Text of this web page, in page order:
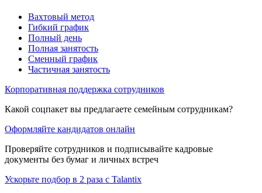
Вахтовый метод
Гибкий график
Полный день
Полная занятость
Сменный график
Частичная занятость
Корпоративная поддержка сотрудников
Какой соцпакет вы предлагаете семейным сотрудникам?
Оформляйте кандидатов онлайн
Проверяйте сотрудников и подписывайте кадровые
документы без бумаг и личных встреч
Ускорьте подбор в 2 раза с Talantix